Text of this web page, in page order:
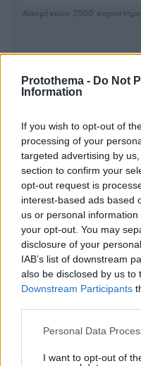
Protothema - Do Not
Information
If you wish to opt-out of
processing of your
targeted advertising by
section to confirm your
opt-out request is
interest-based ads based
us or personal
your opt-out. You may
disclosure of your
IAB’s list of downstream
also be disclosed by us to
Downstream Participants
Please note that this
not limited to your visit or
Personal Data
I want to opt-out of
Απομένουν 2500
* Υποχρεωτικά πεδία
ΡΟΗ
Ειδήσεις
Από το «φυτώριο» της
Κολομβίας: Αντάρτες
εκπαιδεύονται στον
πριν 12 λεπτά
Συνελήφθη σε προαύλιο